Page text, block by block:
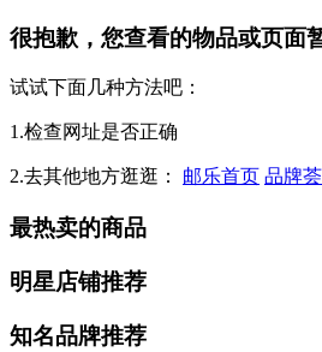
很抱歉，您查看的物品或页面
试试下面几种方法吧：
1.检查网址是否正确
2.去其他地方逛逛： 邮乐首页 品牌
最热卖的商品
明星店铺推荐
知名品牌推荐